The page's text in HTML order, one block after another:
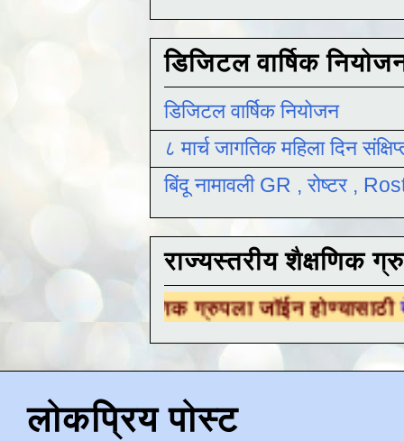
डिजिटल वार्षिक
डिजिटल वार्षिक नियोजन
८ मार्च जागतिक महिला दिन
बिंदू नामावली GR , रोष्टर ,
राज्यस्तरीय शैक्षणिक
ग्रुपला जॉईन होण्यासाठीयेथे क्लिक करा
लोकप्रिय पोस्ट